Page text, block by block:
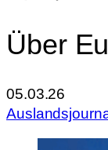
Über
05.03.26